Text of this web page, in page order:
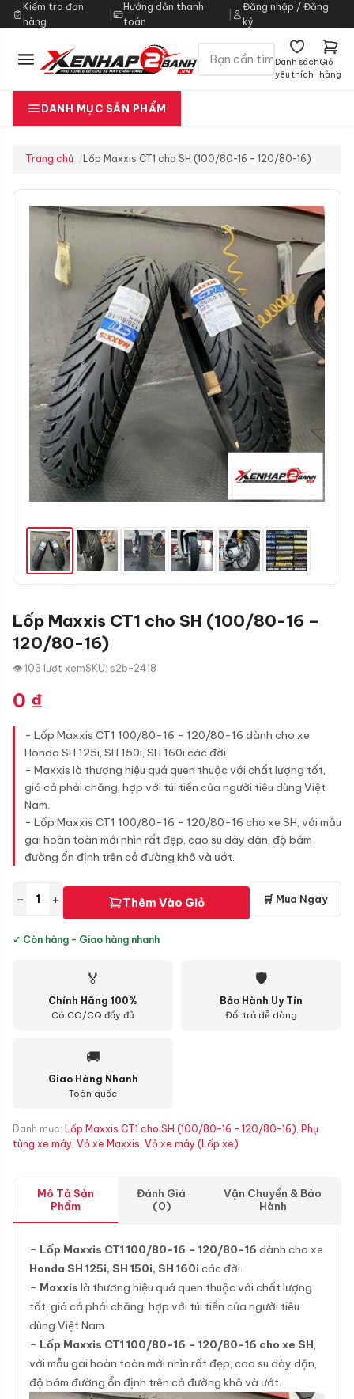
Kiểm tra đơn
hàng
|
Hướng dẫn thanh
toán
Đăng nhập / Đăng
ký
Danh sách
yêu thích
Giỏ
hàng
DANH MỤC SẢN PHẨM
Trang chủ Lốp Maxxis CT1 cho SH (100/80-16 – 120/80-16)
Lốp Maxxis CT1 cho SH (100/80-16 –
120/80-16)
👁 103 lượt xemSKU: s2b-2418
0 ₫
- Lốp Maxxis CT1 100/80-16 - 120/80-16 dành cho xe
Honda SH 125i, SH 150i, SH 160i các đời.
- Maxxis là thương hiệu quá quen thuộc với chất lượng tốt,
giá cả phải chăng, hợp với túi tiền của người tiêu dùng Việt
Nam.
- Lốp Maxxis CT1 100/80-16 - 120/80-16 cho xe SH, với mẫu
gai hoàn toàn mới nhìn rất đẹp, cao su dày dặn, độ bám
đường ổn định trên cả đường khô và ướt.
− + Thêm Vào Giỏ 🛒 Mua Ngay
✓ Còn hàng - Giao hàng nhanh
🏅
Chính Hãng 100%
Có CO/CQ đầy đủ
🛡
Bảo Hành Uy Tín
Đổi trả dễ dàng
🚚
Giao Hàng Nhanh
Toàn quốc
Danh mục: Lốp Maxxis CT1 cho SH (100/80-16 - 120/80-16), Phụ
tùng xe máy, Vỏ xe Maxxis, Vỏ xe máy (Lốp xe)
Mô Tả Sản
Phẩm
Đánh Giá
(0)
Vận Chuyển & Bảo
Hành
– Lốp Maxxis CT1 100/80-16 – 120/80-16 dành cho xe
Honda SH 125i, SH 150i, SH 160i các đời.
– Maxxis là thương hiệu quá quen thuộc với chất lượng
tốt, giá cả phải chăng, hợp với túi tiền của người tiêu
dùng Việt Nam.
– Lốp Maxxis CT1 100/80-16 – 120/80-16 cho xe SH,
với mẫu gai hoàn toàn mới nhìn rất đẹp, cao su dày dặn,
độ bám đường ổn định trên cả đường khô và ướt.